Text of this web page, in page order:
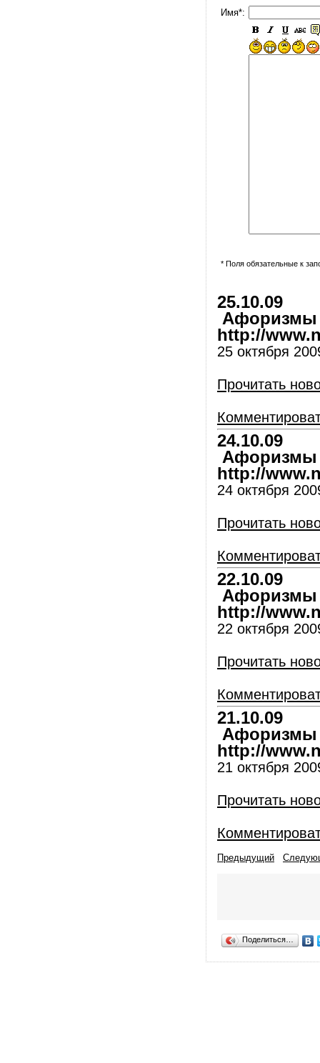
Имя*:
* Поля обязательные к
25.10.09
Афоризмы
http://
25 октября
Прочитать
24.10.09
Афоризмы
http://
24 октября
Прочитать
22.10.09
Афоризмы
http://
22 октября
Прочитать
21.10.09
Афоризмы
http://
21 октября
Прочитать
Предыдущий
Поделиться…